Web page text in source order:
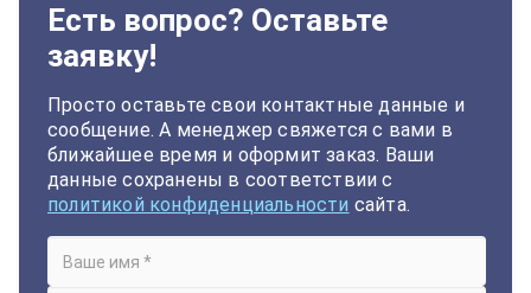
Есть вопрос? Оставьте
заявку!
Просто оставьте свои контактные данные и
сообщение. А менеджер свяжется с вами в
ближайшее время и оформит заказ. Ваши
данные сохранены в соответствии с
политикой конфиденциальности сайта.